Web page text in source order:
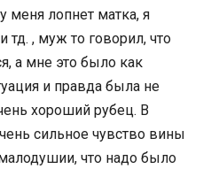
меня лопнет матка, я
тд. , муж то говорил, что
а мне это было как
и правда была не
хороший рубец. В
сильное чувство вины
что надо было